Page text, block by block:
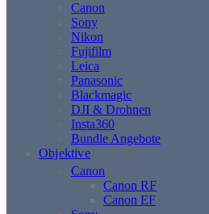
Canon
Sony
Nikon
Fujifilm
Leica
Panasonic
Blackmagic
DJI & Drohnen
Insta360
Bundle Angebote
Objektive
Canon
Canon RF
Canon EF